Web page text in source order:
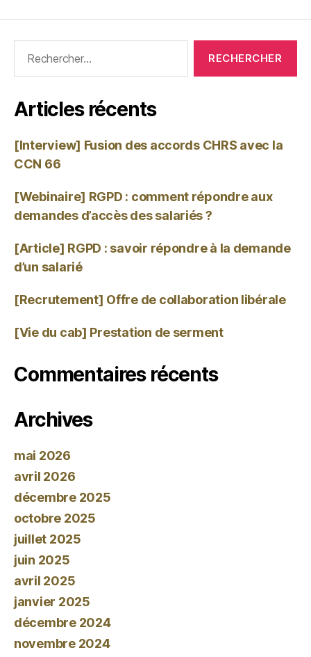
Articles récents
[Interview] Fusion des accords CHRS avec la
CCN 66
[Webinaire] RGPD : comment répondre aux
demandes d’accès des salariés ?
[Article] RGPD : savoir répondre à la demande
d’un salarié
[Recrutement] Offre de collaboration libérale
[Vie du cab] Prestation de serment
Commentaires récents
Archives
mai 2026
avril 2026
décembre 2025
octobre 2025
juillet 2025
juin 2025
avril 2025
janvier 2025
décembre 2024
novembre 2024